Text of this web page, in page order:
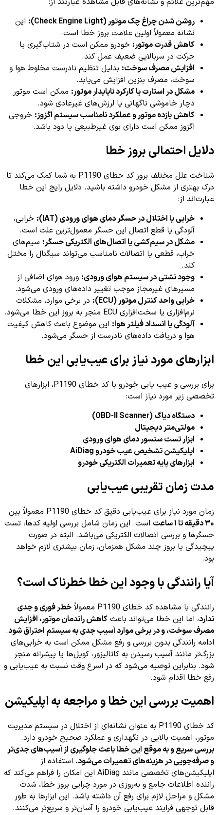
روشن شدن چراغ چک موتور (Check Engine Light):
این
نشانه معمولاً اولین علامت بروز خطا است.
کاهش قدرت موتور: خودرو ممکن است در شتاب‌گیری یا
حرکت در سربالایی ضعیف عمل کند.
افزایش مصرف سوخت: بدلیل تنظیم نادرست مخلوط هوا و
سوخت، مصرف بنزین افزایش می‌یابد.
مشکل در استارت یا کارکرد ناپایدار موتور: ممکن است موتور
دچار خاموشی ناگهانی یا لرزش‌های غیرعادی شود.
کاهش بازده موتور و عملکرد نامناسب سیستم اگزوز: خروجی
اگزوز ممکن است دارای بوی غیرطبیعی یا دود باشد.
دلایل احتمالی بروز خطا
شناخت علل مختلف بروز کد خطای P1190 به شما کمک می‌کند تا
درک بهتری از مشکل خودرو داشته باشید. دلایل رایج این خطا
عبارت‌اند از:
خرابی یا اختلال در حسگر دمای هوای ورودی (IAT):
خرابی،
آلودگی یا قطع اتصال این حسگر معمول‌ترین علت است.
مشکل در سیم‌کشی یا اتصال‌های الکتریکی حسگر: سیم‌های
خراب، قطعی یا اتصالات نامناسب می‌تواند سیگنال را مختل
کند.
وجود نشتی در سیستم هوای ورودی: ورود هوای اضافی از
مسیرهای غیرمجاز موجب تغییر داده‌های ورودی می‌شود.
خرابی واحد کنترل موتور (ECU):
در برخی موارد، مشکلات
نرم‌افزاری یا سخت‌افزاری ECU منجر به بروز این خطا می‌شود.
آلودگی یا انسداد فیلتر هوا: این موضوع باعث کاهش کیفیت
هوا و دریافت داده‌های نادرست از حسگر می‌شود.
ابزارهای مورد نیاز برای عیب‌یابی این خطا
برای بررسی و عیب یابی خودرو با کد خطای P1190، ابزارهای
تخصصی زیر مورد نیاز است:
دستگاه دیاگ (OBD-II Scanner)
مولتی‌متر دیجیتال
ابزار تست سنسور دمای هوای ورودی
اپلیکیشن تشخیص عیب خودرو AiDiag
ابزارهای پایه تعمیرات الکتریکی خودرو
مدت زمان تقریبی عیب‌یابی
زمان مورد نیاز برای عیب‌یابی دقیق کد خطای P1190 معمولاً بین
۳۰ دقیقه تا ۱ ساعت
است. این زمان شامل بررسی اولیه کدها، تست
حسگرها و بررسی اتصالات الکتریکی می‌باشد. البته در صورت
پیچیدگی یا بروز چند مشکل همزمان، زمان بیشتری لازم خواهد
بود.
آیا رانندگی با وجود این خطا خطرناک است؟
رانندگی با مشاهده کد خطای P1190 معمولاً
خطر فوری و جدی
ندارد، اما این خطا می‌تواند باعث کاهش راندمان موتور، افزایش
مصرف سوخت، و در برخی موارد آسیب جدی به سیستم احتراق شود.
ادامه رانندگی بدون بررسی و رفع مشکل ممکن است به خرابی‌های
بزرگ‌تر مانند آسیب رسیدن به کاتالیزور، کویل‌ها یا پیشرانه منجر
شود. بنابراین توصیه می‌شود که در اسرع وقت نسبت به عیب‌یابی و
رفع خطا اقدام شود.
اهمیت بررسی این خطا و مراجعه به اپلیکیشن
کد خطای P1190 به عنوان نشانه‌ای از اختلال در سیستم مدیریت
موتور، اهمیت بالایی در نگهداری و عملکرد صحیح خودرو دارد.
بررسی سریع و به موقع این خطا باعث جلوگیری از آسیب‌های جدی‌تر
و صرفه‌جویی در هزینه‌های تعمیرات می‌شود. استفاده از
اپلیکیشن‌های تخصصی مانند AiDiag این امکان را فراهم می‌کند که
راننده اطلاعات جامع و به‌روزی در مورد چرایی بروز خطا، شدت
مشکل و مراحل لازم برای رفع آن داشته باشد. این ابزارها به طور
قابل توجهی فرایند عیب‌یابی خودرو را آسان‌تر و سریع‌تر می‌کنند.